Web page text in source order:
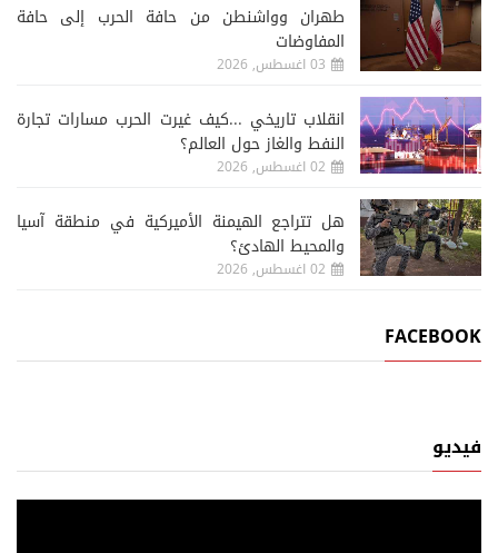
طهران وواشنطن من حافة الحرب إلى حافة
المفاوضات
03 اغسطس, 2026
انقلاب تاريخي ...كيف غيرت الحرب مسارات تجارة
النفط والغاز حول العالم؟
02 اغسطس, 2026
هل تتراجع الهيمنة الأميركية في منطقة آسيا
والمحيط الهادئ؟
02 اغسطس, 2026
FACEBOOK
فيديو